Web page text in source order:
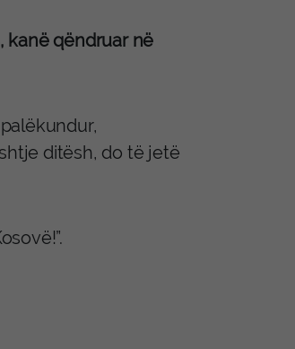
kanë qëndruar në
ditësh, do të jetë